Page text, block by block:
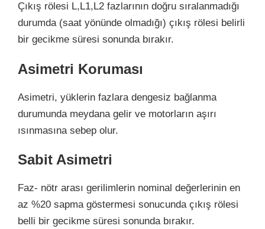
Çıkış rölesi L,L1,L2 fazlarının doğru sıralanmadığı
durumda (saat yönünde olmadığı) çıkış rölesi belirli
bir gecikme süresi sonunda bırakır.
Asimetri Koruması
Asimetri, yüklerin fazlara dengesiz bağlanma
durumunda meydana gelir ve motorların aşırı
ısınmasına sebep olur.
Sabit Asimetri
Faz- nötr arası gerilimlerin nominal değerlerinin en
az %20 sapma göstermesi sonucunda çıkış rölesi
belli bir gecikme süresi sonunda bırakır.